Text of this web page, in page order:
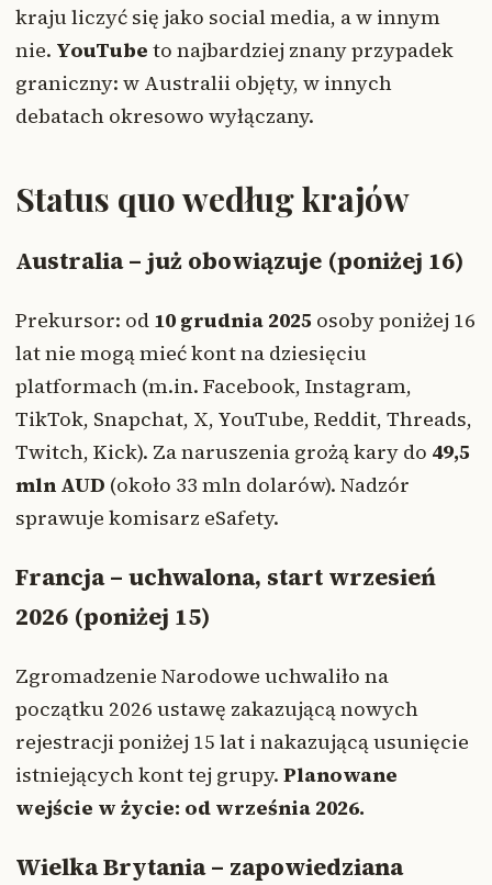
kraju liczyć się jako social media, a w innym
nie. YouTube to najbardziej znany przypadek
graniczny: w Australii objęty, w innych
debatach okresowo wyłączany.
Status quo według krajów
Australia – już obowiązuje (poniżej 16)
Prekursor: od 10 grudnia 2025 osoby poniżej 16
lat nie mogą mieć kont na dziesięciu
platformach (m.in. Facebook, Instagram,
TikTok, Snapchat, X, YouTube, Reddit, Threads,
Twitch, Kick). Za naruszenia grożą kary do 49,5
mln AUD (około 33 mln dolarów). Nadzór
sprawuje komisarz eSafety.
Francja – uchwalona, start wrzesień
2026 (poniżej 15)
Zgromadzenie Narodowe uchwaliło na
początku 2026 ustawę zakazującą nowych
rejestracji poniżej 15 lat i nakazującą usunięcie
istniejących kont tej grupy. Planowane
wejście w życie: od września 2026.
Wielka Brytania – zapowiedziana